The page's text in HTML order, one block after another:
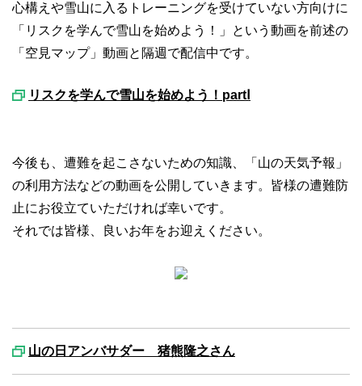
心構えや雪山に入るトレーニングを受けていない方向けに
「リスクを学んで雪山を始めよう！」という動画を前述の
「空見マップ」動画と隔週で配信中です。
リスクを学んで雪山を始めよう！partⅠ
今後も、遭難を起こさないための知識、「山の天気予報」
の利用方法などの動画を公開していきます。皆様の遭難防
止にお役立ていただければ幸いです。
それでは皆様、良いお年をお迎えください。
山の日アンバサダー 猪熊隆之さん